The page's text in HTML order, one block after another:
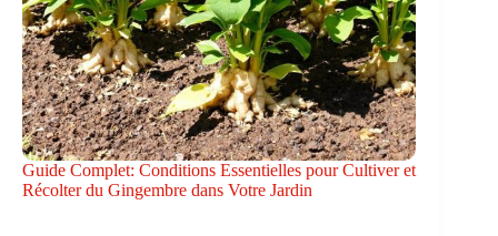
Guide Complet: Conditions Essentielles pour Cultiver et
Récolter du Gingembre dans Votre Jardin